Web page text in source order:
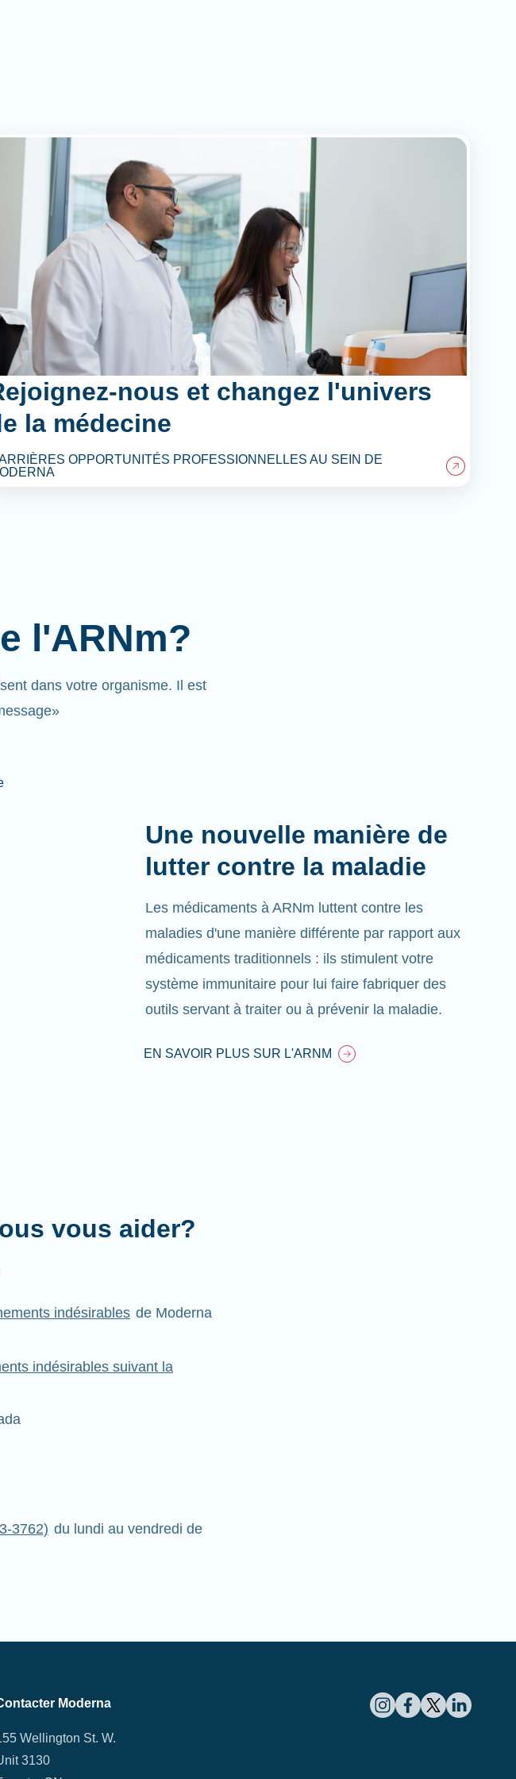
nous et changez l'univers
la médecine
OPPORTUNITÉS PROFESSIONNELLES AU SEIN DE
l'ARNm?
dans votre organisme. Il est
Une nouvelle manière de
lutter contre la maladie
Les médicaments à ARNm luttent contre les
maladies d'une manière différente par rapport aux
médicaments traditionnels : ils stimulent votre
système immunitaire pour lui faire fabriquer des
outils servant à traiter ou à prévenir la maladie.
EN SAVOIR PLUS SUR L'ARNM
vous aider?
indésirables de Moderna
indésirables suivant la
3762) du lundi au vendredi de
Moderna
Wellington St. W.
3130